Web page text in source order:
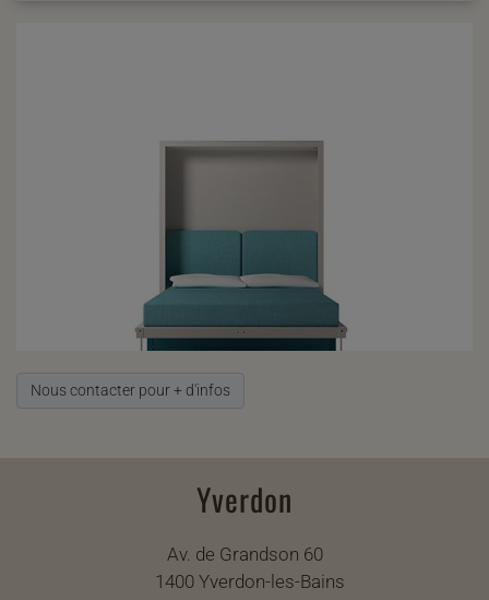
Nous contacter pour + d'infos
Yverdon
Av. de Grandson 60
1400 Yverdon-les-Bains